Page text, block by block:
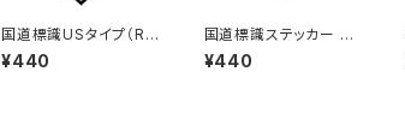
国道標識USタイプ（RO
UTE）ステッカー 418号
線（ブラック）
¥440
国道標識ステッカー 41
8号線
¥440